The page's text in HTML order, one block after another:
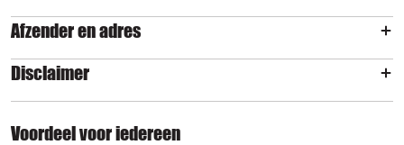
Afzender en adres
Disclaimer
Voordeel voor iedereen